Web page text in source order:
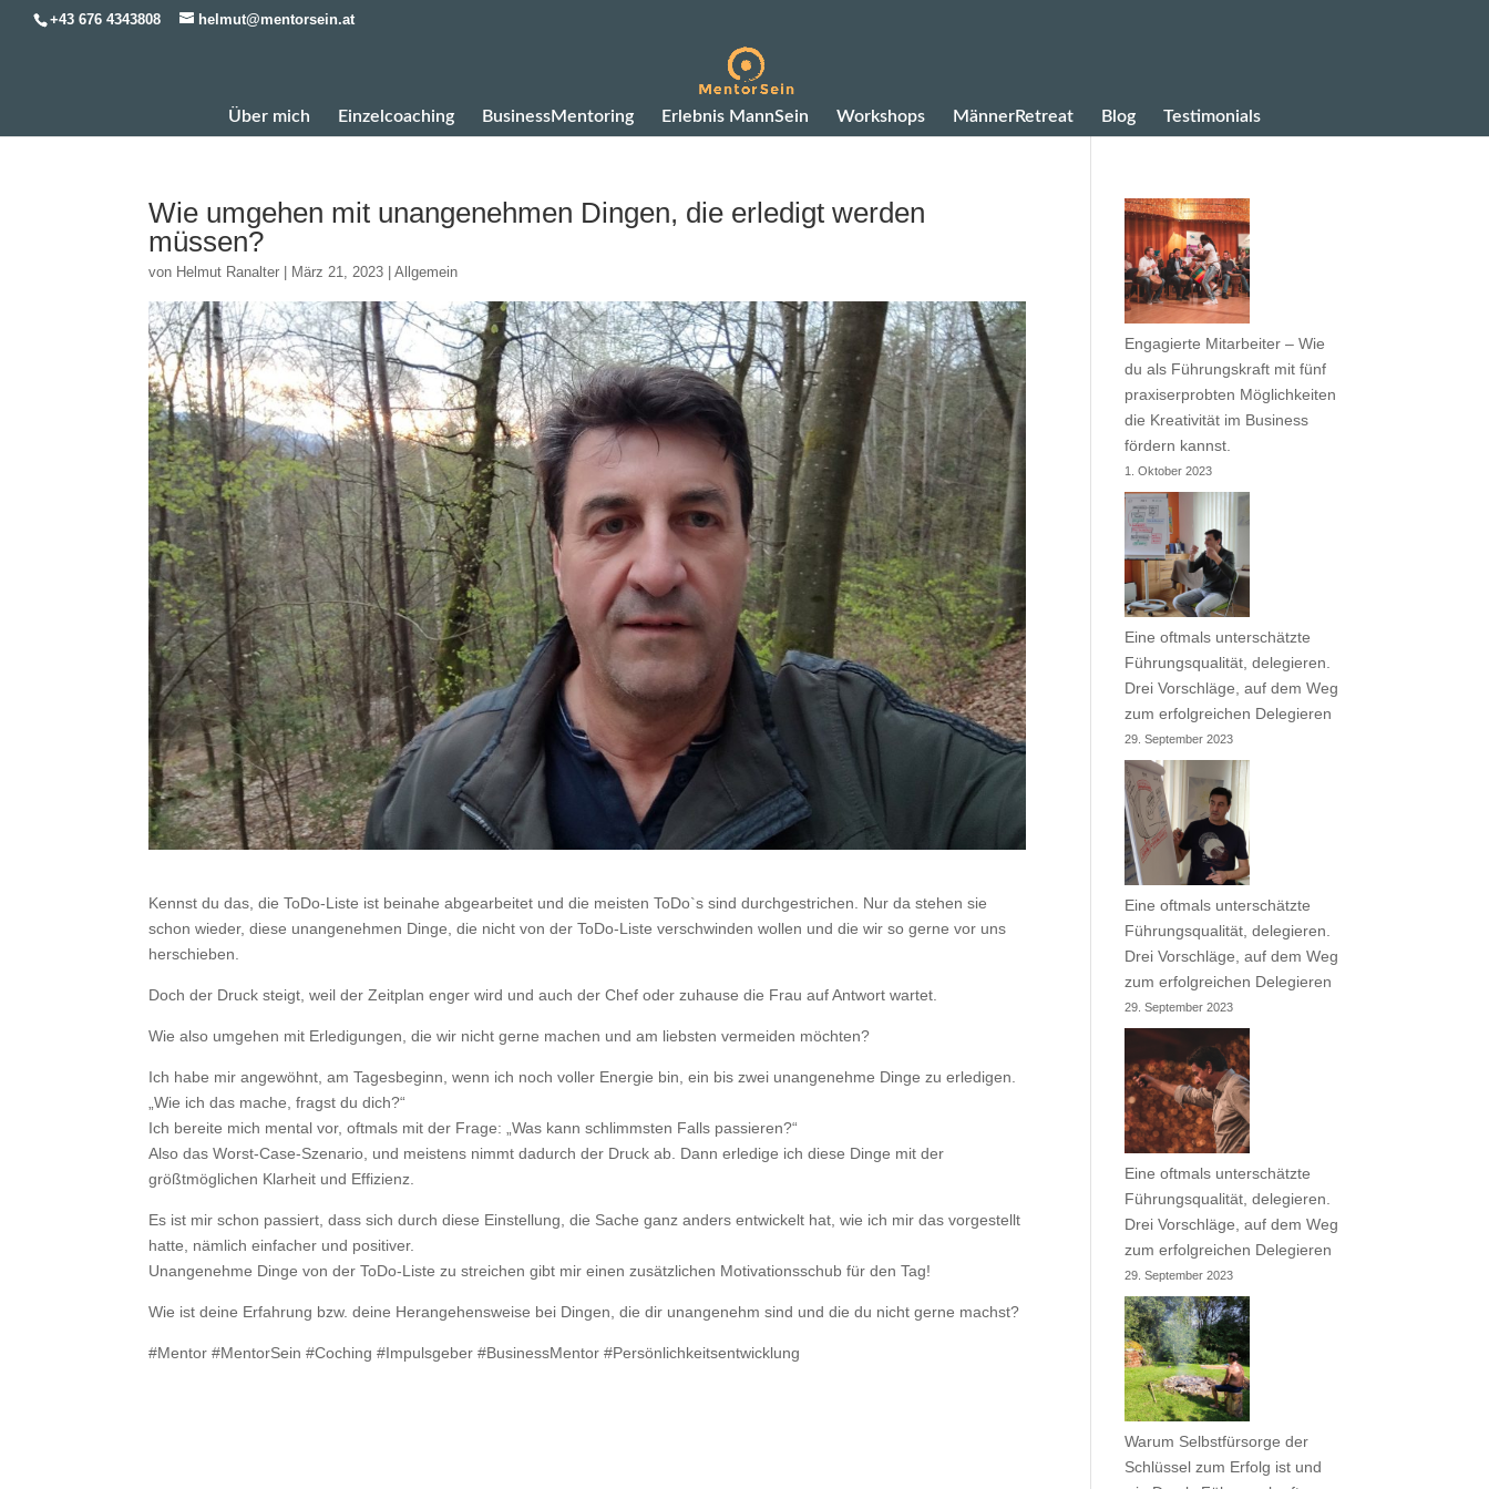
+43 676 4343808 helmut@mentorsein.at
Über mich Einzelcoaching BusinessMentoring Erlebnis MannSein Workshops MännerRetreat Blog Testimonials
Wie umgehen mit unangenehmen Dingen, die erledigt werden
müssen?
von Helmut Ranalter März 21, 2023 |Allgemein
Kennst du das, die ToDo-Liste ist beinahe abgearbeitet und die meisten ToDo`s sind durchgestrichen. Nur da stehen sie
schon wieder, diese unangenehmen Dinge, die nicht von der ToDo-Liste verschwinden wollen und die wir so gerne vor uns
herschieben.
Doch der Druck steigt, weil der Zeitplan enger wird und auch der Chef oder zuhause die Frau auf Antwort wartet.
Wie also umgehen mit Erledigungen, die wir nicht gerne machen und am liebsten vermeiden möchten?
Ich habe mir angewöhnt, am Tagesbeginn, wenn ich noch voller Energie bin, ein bis zwei unangenehme Dinge zu erledigen.
„Wie ich das mache, fragst du dich?“
Ich bereite mich mental vor, oftmals mit der Frage: „Was kann schlimmsten Falls passieren?“
Also das Worst-Case-Szenario, und meistens nimmt dadurch der Druck ab. Dann erledige ich diese Dinge mit der
größtmöglichen Klarheit und Effizienz.
Es ist mir schon passiert, dass sich durch diese Einstellung, die Sache ganz anders entwickelt hat, wie ich mir das vorgestellt
hatte, nämlich einfacher und positiver.
Unangenehme Dinge von der ToDo-Liste zu streichen gibt mir einen zusätzlichen Motivationsschub für den Tag!
Wie ist deine Erfahrung bzw. deine Herangehensweise bei Dingen, die dir unangenehm sind und die du nicht gerne machst?
#Mentor #MentorSein #Coching #Impulsgeber #BusinessMentor #Persönlichkeitsentwicklung
Engagierte Mitarbeiter – Wie
du als Führungskraft mit fünf
praxiserprobten Möglichkeiten
die Kreativität im Business
fördern kannst.
1. Oktober 2023
Eine oftmals unterschätzte
Führungsqualität, delegieren.
Drei Vorschläge, auf dem Weg
zum erfolgreichen Delegieren
29. September 2023
Eine oftmals unterschätzte
Führungsqualität, delegieren.
Drei Vorschläge, auf dem Weg
zum erfolgreichen Delegieren
29. September 2023
Eine oftmals unterschätzte
Führungsqualität, delegieren.
Drei Vorschläge, auf dem Weg
zum erfolgreichen Delegieren
29. September 2023
Warum Selbstfürsorge der
Schlüssel zum Erfolg ist und